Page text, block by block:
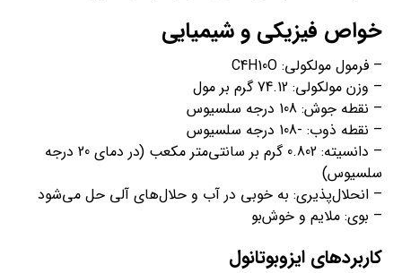
خواص فیزیکی و شیمیایی
– فرمول مولکولی: C4H10O
– وزن مولکولی: 74.12 گرم بر مول
– نقطه جوش: 108 درجه سلسیوس
– نقطه ذوب: -108 درجه سلسیوس
– دانسیته: 0.802 گرم بر سانتی‌متر مکعب (در دمای 20 درجه
سلسیوس)
– انحلال‌پذیری: به خوبی در آب و حلال‌های آلی حل می‌شود
– بوی: ملایم و خوش‌بو
کاربردهای ایزوبوتانول